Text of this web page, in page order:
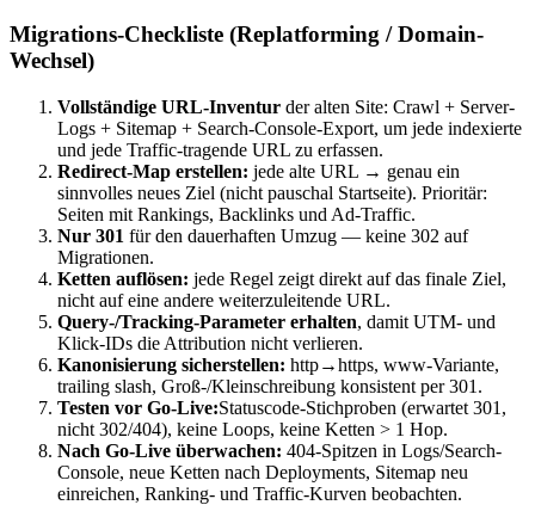
Migrations-Checkliste (Replatforming / Domain-
Wechsel)
Vollständige URL-Inventur der alten Site: Crawl + Server-
Logs + Sitemap + Search-Console-Export, um jede indexierte
und jede Traffic-tragende URL zu erfassen.
Redirect-Map erstellen: jede alte URL → genau ein
sinnvolles neues Ziel (nicht pauschal Startseite). Prioritär:
Seiten mit Rankings, Backlinks und Ad-Traffic.
Nur 301 für den dauerhaften Umzug — keine 302 auf
Migrationen.
Ketten auflösen: jede Regel zeigt direkt auf das finale Ziel,
nicht auf eine andere weiterzuleitende URL.
Query-/Tracking-Parameter erhalten, damit UTM- und
Klick-IDs die Attribution nicht verlieren.
Kanonisierung sicherstellen: http→https, www-Variante,
trailing slash, Groß-/Kleinschreibung konsistent per 301.
Testen vor Go-Live:Statuscode-Stichproben (erwartet 301,
nicht 302/404), keine Loops, keine Ketten > 1 Hop.
Nach Go-Live überwachen: 404-Spitzen in Logs/Search-
Console, neue Ketten nach Deployments, Sitemap neu
einreichen, Ranking- und Traffic-Kurven beobachten.